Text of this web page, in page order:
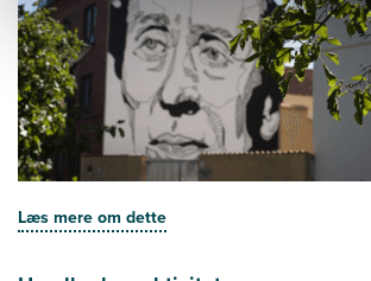
Læs mere om dette